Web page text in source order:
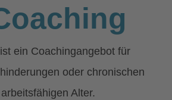
ein Coachingangebot für
oder chronischen
Alter.